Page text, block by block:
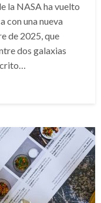
la NASA ha vuelto
con una nueva
de 2025, que
dos galaxias